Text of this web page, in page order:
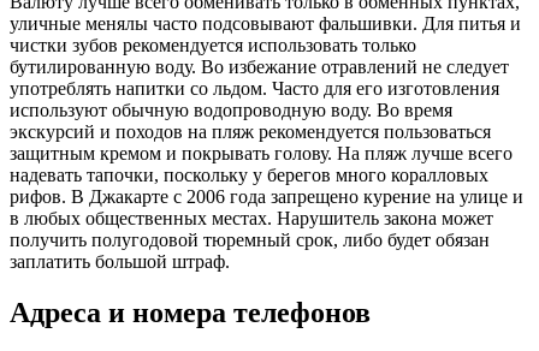
уличные менялы часто подсовывают фальшивки. Для питья и
чистки зубов рекомендуется использовать только
бутилированную воду. Во избежание отравлений не следует
употреблять напитки со льдом. Часто для его изготовления
используют обычную водопроводную воду. Во время
экскурсий и походов на пляж рекомендуется пользоваться
защитным кремом и покрывать голову. На пляж лучше всего
надевать тапочки, поскольку у берегов много коралловых
рифов. В Джакарте с 2006 года запрещено курение на улице и
в любых общественных местах. Нарушитель закона может
получить полугодовой тюремный срок, либо будет обязан
заплатить большой штраф.
Адреса и номера телефонов